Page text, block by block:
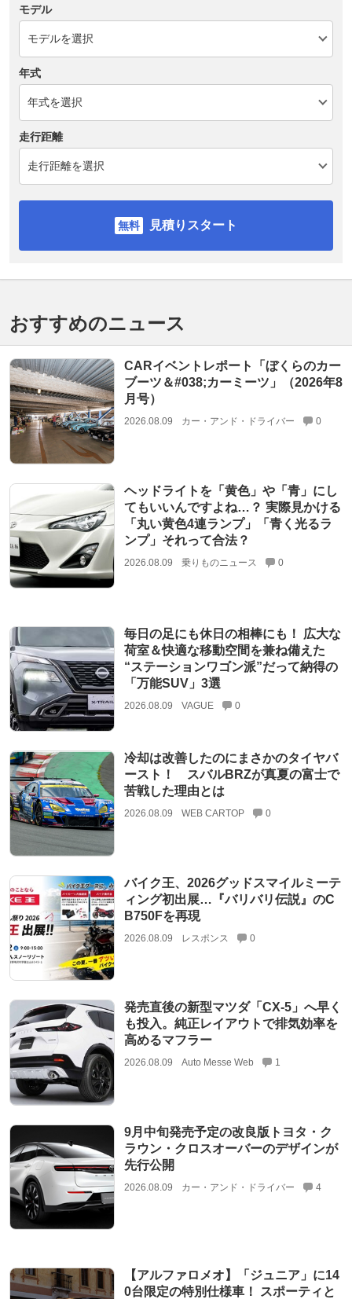
モデル
年式
走行距離
見積りスタート
おすすめのニュース
CARイベントレポート「ぼくらのカー
ブーツ＆#038;カーミーツ」（2026年8
月号）
2026.08.09 カー・アンド・ドライバー 0
ヘッドライトを「黄色」や「青」にし
てもいいんですよね…？ 実際見かける
「丸い黄色4連ランプ」「青く光るラ
ンプ」それって合法？
2026.08.09 乗りものニュース 0
毎日の足にも休日の相棒にも！ 広大な
荷室＆快適な移動空間を兼ね備えた
“ステーションワゴン派”だって納得の
「万能SUV」3選
2026.08.09 VAGUE 0
冷却は改善したのにまさかのタイヤバ
ースト！ スバルBRZが真夏の富士で
苦戦した理由とは
2026.08.09 WEB CARTOP 0
バイク王、2026グッドスマイルミーテ
ィング初出展…『バリバリ伝説』のC
B750Fを再現
2026.08.09 レスポンス 0
発売直後の新型マツダ「CX-5」へ早く
も投入。純正レイアウトで排気効率を
高めるマフラー
2026.08.09 Auto Messe Web 1
9月中旬発売予定の改良版トヨタ・ク
ラウン・クロスオーバーのデザインが
先行公開
2026.08.09 カー・アンド・ドライバー 4
【アルファロメオ】「ジュニア」に14
0台限定の特別仕様車！ スポーティと